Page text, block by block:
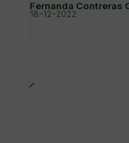
Fernanda Contreras
18-12-2022